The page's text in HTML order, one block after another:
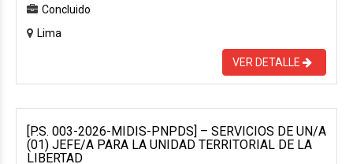
Concluido
Lima
VER DETALLE
[P.S. 003-2026-MIDIS-PNPDS] – SERVICIOS DE UN/A
(01) JEFE/A PARA LA UNIDAD TERRITORIAL DE LA
LIBERTAD